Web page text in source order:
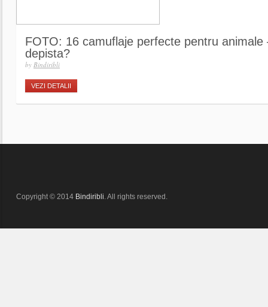
FOTO: 16 camuflaje perfecte pentru animale
depista?
by Bindiribli
VEZI DETALII
Copyright © 2014 Bindiribli. All rights reserved.